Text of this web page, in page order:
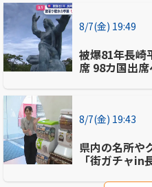
8/7(金) 19:49
被爆81年長崎
席 98カ国出
8/7(金) 19:43
県内の名所や
「街ガチャin